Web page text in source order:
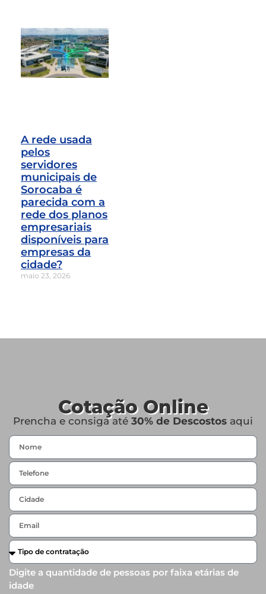
A rede usada
pelos
servidores
municipais de
Sorocaba é
parecida com a
rede dos planos
empresariais
disponíveis para
empresas da
cidade?
maio 23, 2026
Cotação Online
Prencha e consiga até 30% de Descostos aqui
Digite a quantidade de pessoas por faixa etárias de
idade